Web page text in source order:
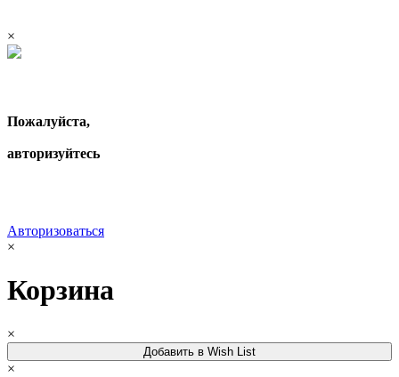
×
Пожалуйста,
авторизуйтесь
Авторизоваться
×
Корзина
×
Добавить в Wish List
×